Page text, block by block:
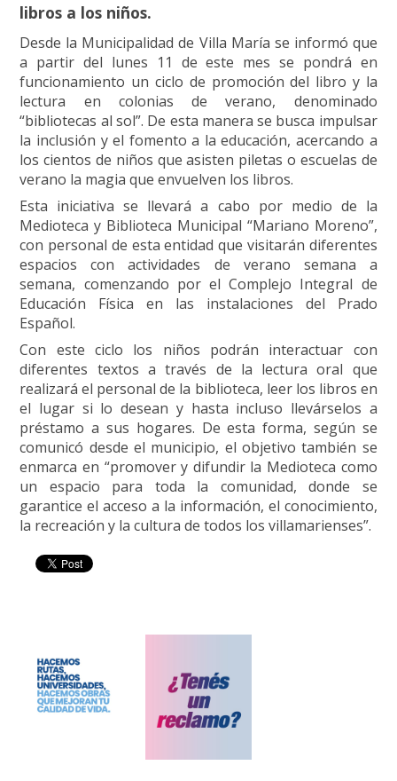
libros a los niños.
Desde la Municipalidad de Villa María se informó que
a partir del lunes 11 de este mes se pondrá en
funcionamiento un ciclo de promoción del libro y la
lectura en colonias de verano, denominado
“bibliotecas al sol”. De esta manera se busca impulsar
la inclusión y el fomento a la educación, acercando a
los cientos de niños que asisten piletas o escuelas de
verano la magia que envuelven los libros.
Esta iniciativa se llevará a cabo por medio de la
Medioteca y Biblioteca Municipal “Mariano Moreno”,
con personal de esta entidad que visitarán diferentes
espacios con actividades de verano semana a
semana, comenzando por el Complejo Integral de
Educación Física en las instalaciones del Prado
Español.
Con este ciclo los niños podrán interactuar con
diferentes textos a través de la lectura oral que
realizará el personal de la biblioteca, leer los libros en
el lugar si lo desean y hasta incluso llevárselos a
préstamo a sus hogares. De esta forma, según se
comunicó desde el municipio, el objetivo también se
enmarca en “promover y difundir la Medioteca como
un espacio para toda la comunidad, donde se
garantice el acceso a la información, el conocimiento,
la recreación y la cultura de todos los villamarienses”.